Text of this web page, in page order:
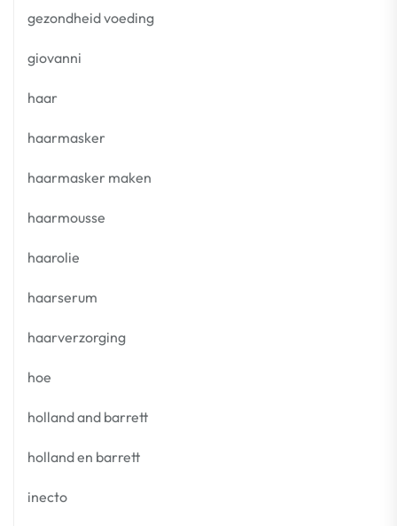
gezondheid voeding
giovanni
haar
haarmasker
haarmasker maken
haarmousse
haarolie
haarserum
haarverzorging
hoe
holland and barrett
holland en barrett
inecto